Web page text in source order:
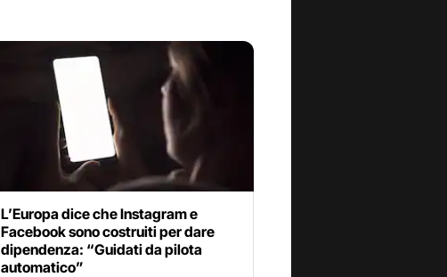
L’Europa dice che Instagram e
Facebook sono costruiti per dare
dipendenza: “Guidati da pilota
automatico”